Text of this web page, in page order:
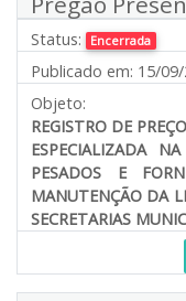
Status: Encerrada
Publicado em: 15/
Objeto:
REGISTRO DE
ESPECIALIZADA
PESADOS E
MANUTENÇÃO DA
SECRETARIAS